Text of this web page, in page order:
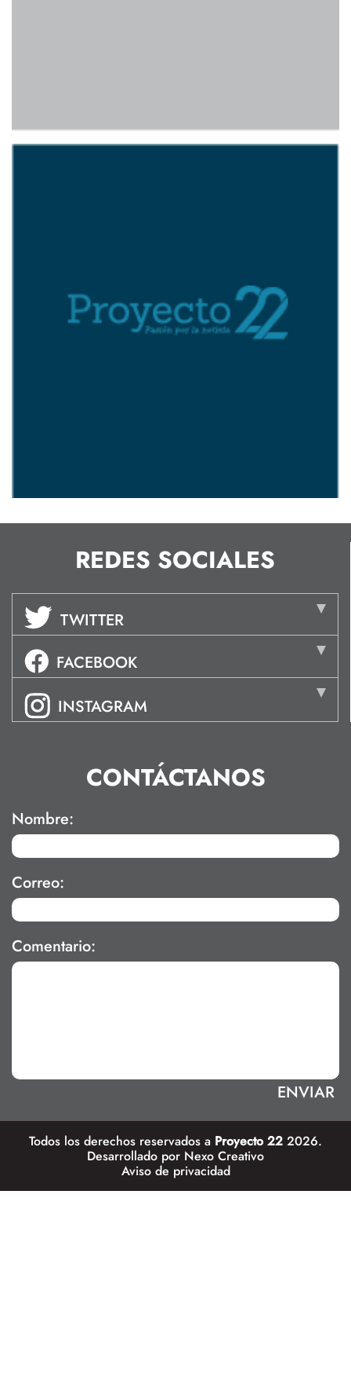
REDES SOCIALES
TWITTER
FACEBOOK
INSTAGRAM
CONTÁCTANOS
Nombre:
Correo:
Comentario:
Todos los derechos reservados a Proyecto 22 2026.
Desarrollado por Nexo Creativo
Aviso de privacidad